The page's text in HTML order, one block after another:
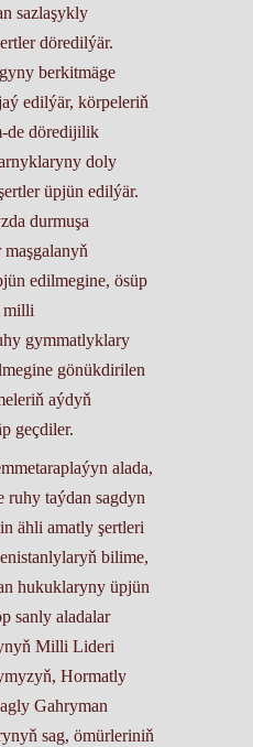
sazlaşykly
döredilýär.
berkitmäge
edilýär, körpeleriň
de döredijilik
doly
üpjün edilýär.
durmuşa
edilmegine, ösüp
milli
gymmatlyklary
gönükdirilen
aýdyň
geçdiler.
alada,
ruhy taýdan sagdyn
ähli amatly şertleri
bilime,
hukuklaryny üpjün
sanly aladalar
Milli Lideri
Hormatly
Gahryman
sag, ömürleriniň